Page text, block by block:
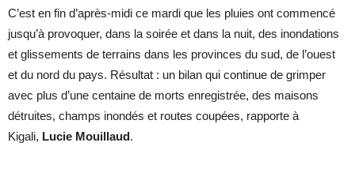
C’est en fin d’après-midi ce mardi que les pluies ont commencé
jusqu’à provoquer, dans la soirée et dans la nuit, des inondations
et glissements de terrains dans les provinces du sud, de l’ouest
et du nord du pays. Résultat : un bilan qui continue de grimper
avec plus d’une centaine de morts enregistrée, des maisons
détruites, champs inondés et routes coupées, rapporte à
Kigali, Lucie Mouillaud.